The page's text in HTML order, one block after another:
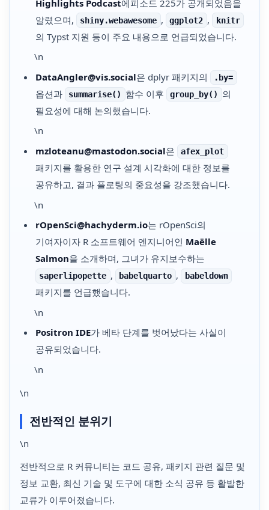
Highlights Podcast에피소드 225가 공개되었음을
알렸으며,
shiny.webawesome , ggplot2 , knitr
의 Typst 지원 등이 주요 내용으로 언급되었습니다.
\n
DataAngler@vis.social은 dplyr 패키지의 .by=
옵션과 summarise() 함수 이후 group_by()
의
필요성에 대해 논의했습니다.
\n
mzloteanu@mastodon.social은 afex_plot
패키지를 활용한 연구 설계 시각화에 대한 정보를
공유하고, 결과 플로팅의 중요성을 강조했습니다.
\n
rOpenSci@hachyderm.io는 rOpenSci의
기여자이자 R 소프트웨어 엔지니어인 Maëlle
Salmon을 소개하며, 그녀가 유지보수하는
saperlipopette , babelquarto , babeldown
패키지를 언급했습니다.
\n
Positron IDE가 베타 단계를 벗어났다는 사실이
공유되었습니다.
\n
\n
전반적인 분위기
\n
전반적으로 R 커뮤니티는 코드 공유, 패키지 관련 질문 및
정보 교환, 최신 기술 및 도구에 대한 소식 공유 등 활발한
교류가 이루어졌습니다.